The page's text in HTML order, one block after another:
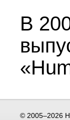
В
© 2005–2026